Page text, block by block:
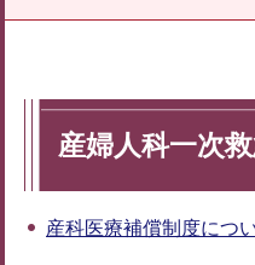
産婦人科一次
産科医療補償制度につ